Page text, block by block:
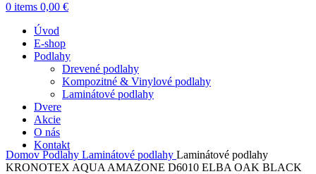
0 items 0,00 €
Úvod
E-shop
Podlahy
Drevené podlahy
Kompozitné & Vinylové podlahy
Laminátové podlahy
Dvere
Akcie
O nás
Kontakt
Domov Podlahy Laminátové podlahy Laminátové podlahy
KRONOTEX AQUA AMAZONE D6010 ELBA OAK BLACK